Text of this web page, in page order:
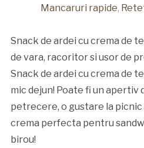
Mancaruri rapide,
Snack de ardei cu crema de
de vara, racoritor si usor de
Snack de ardei cu crema de
mic dejun! Poate fi un
petrecere, o gustare la picnic
crema perfecta pentru
birou!